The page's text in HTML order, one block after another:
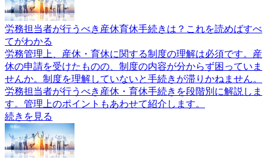
労務担当者が行うべき産休育休手続きは？これを読めばすべ
てがわかる
労務管理上、産休・育休に関する制度の理解は必須です。産
休の申請を受けたものの、制度の内容が分からず困っていま
せんか。制度を理解していないと手続きが滞りかねません。
労務担当者が行うべき産休・育休手続きを段階別に解説しま
す。管理上のポイントもあわせて紹介します。
続きを見る